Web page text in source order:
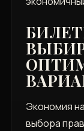
Экономия
выбора